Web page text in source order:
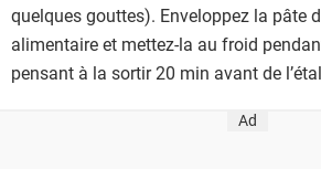
quelques gouttes). Enveloppez la pâte
alimentaire et mettez-la au froid
pensant à la sortir 20 min avant de
Ad